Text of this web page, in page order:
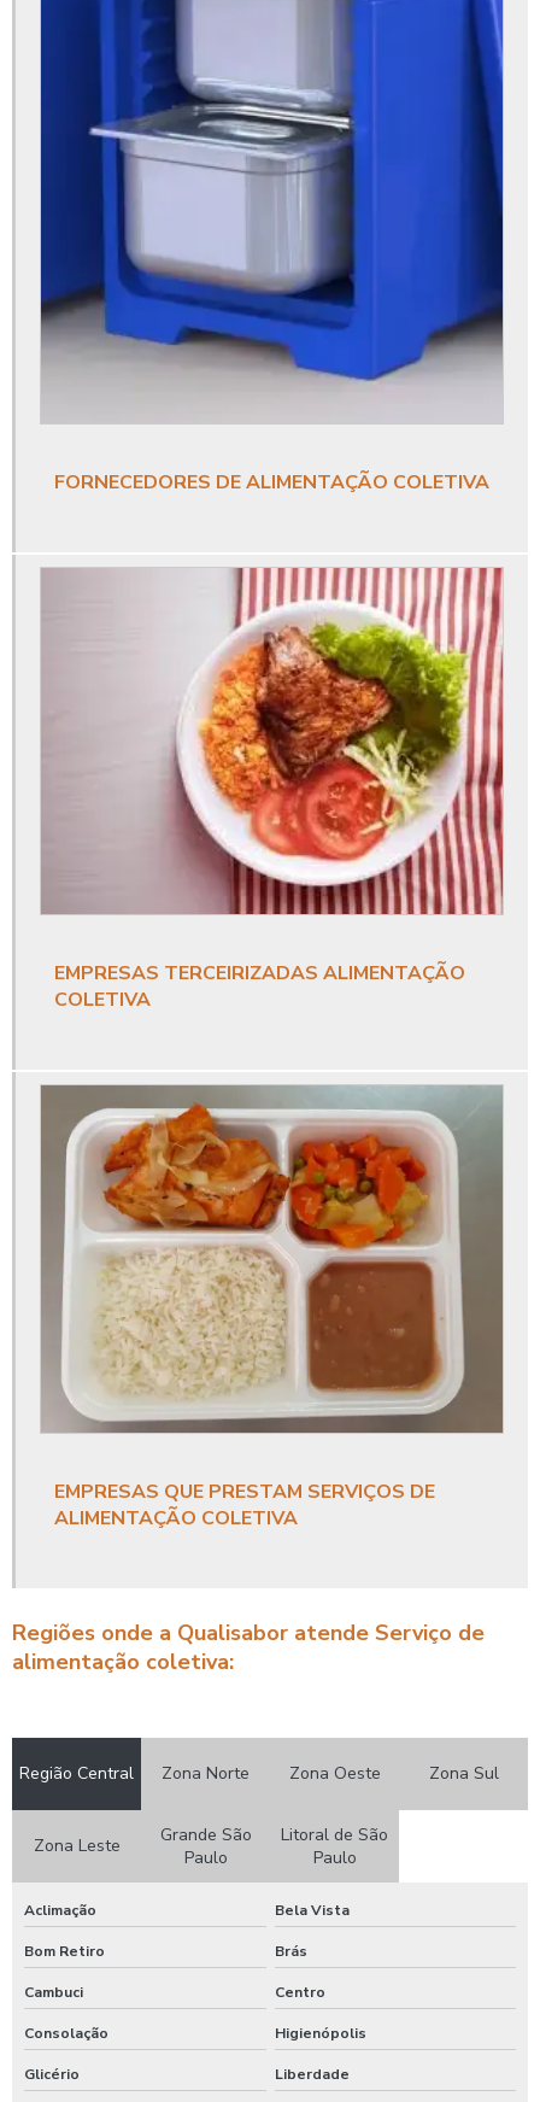
Almoço servido na empresa
Buffet corporativo
Buffet empresarial
Buffet para coffee break
Buffet para empresas
Buffet para evento corporativo
Buffet para eventos empresariais
Buffet para festa empresarial
Catering corporativo empresas
Catering para eventos corporativos
Coffee break corporativo
Coffee break empresarial
Coffee break eventos corporativos
Coffee break eventos empresariais
Coffee break para empresas
Comida corporativa
Comida empresas restaurantes
Comida evento corporativo
Comida industrial
Comida para empresas
Comida transportada
Cozinha industrial alimentação
Cozinha industrial alimentação coletiva
Cozinhas industriais refeições coletivas
Empresa de alimentação coletiva
Empresa de alimentação empresarial
Empresa de comida industrial
Empresa de fornecimento de refeições
Empresa de refeição coletiva
Empresa de refeições
Empresa de restaurante corporativo
Empresa que serve alimentação
FORNECEDORES DE ALIMENTAÇÃO COLETIVA
EMPRESAS TERCEIRIZADAS ALIMENTAÇÃO
COLETIVA
EMPRESAS QUE PRESTAM SERVIÇOS DE
ALIMENTAÇÃO COLETIVA
Regiões onde a Qualisabor atende Serviço de
alimentação coletiva:
Região Central Zona Norte Zona Oeste Zona Sul
Zona Leste
Grande São
Paulo
Litoral de São
Paulo
Aclimação Bela Vista
Bom Retiro Brás
Cambuci Centro
Consolação Higienópolis
Glicério Liberdade